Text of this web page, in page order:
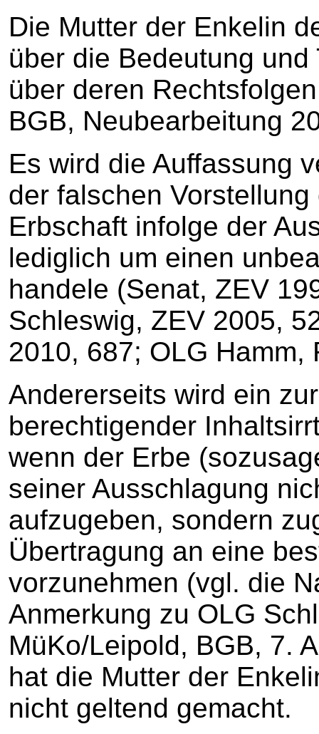
Die Mutter der Enkelin
über die Bedeutung
über deren
BGB, Neubearbeitung
Es wird die Auffassung
der falschen
Erbschaft infolge der
lediglich um einen
handele (Senat, ZEV
Schleswig, ZEV 2005,
2010, 687; OLG Hamm,
Andererseits wird ein
berechtigender
wenn der Erbe
seiner Ausschlagung
aufzugeben, sondern
Übertragung an eine
vorzunehmen (vgl. die
Anmerkung zu OLG
MüKo/Leipold, BGB, 7.
hat die Mutter der
nicht geltend gemacht.